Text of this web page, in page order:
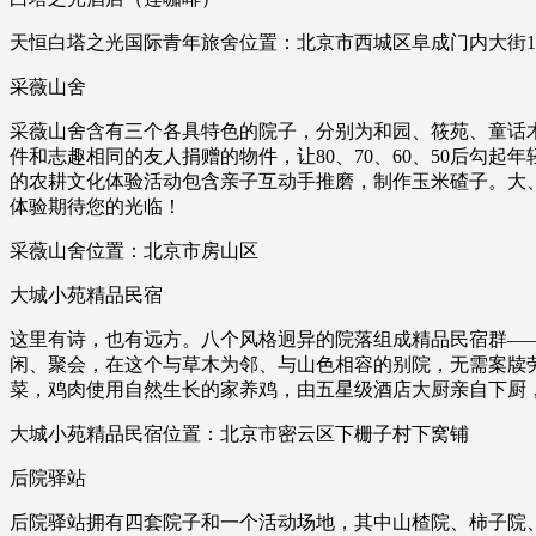
天恒白塔之光国际青年旅舍位置：北京市西城区阜成门内大街
采薇山舍
采薇山舍含有三个各具特色的院子，分别为和园、筱苑、童
件和志趣相同的友人捐赠的物件，让80、70、60、50后勾起
的农耕文化体验活动包含亲子互动手推磨，制作玉米碴子。
体验期待您的光临！
采薇山舍位置：北京市房山区
大城小苑精品民宿
这里有诗，也有远方。八个风格迥异的院落组成精品民宿群
闲、聚会，在这个与草木为邻、与山色相容的别院，无需案
菜，鸡肉使用自然生长的家养鸡，由五星级酒店大厨亲自下
大城小苑精品民宿位置：北京市密云区下栅子村下窝铺
后院驿站
后院驿站拥有四套院子和一个活动场地，其中山楂院、柿子